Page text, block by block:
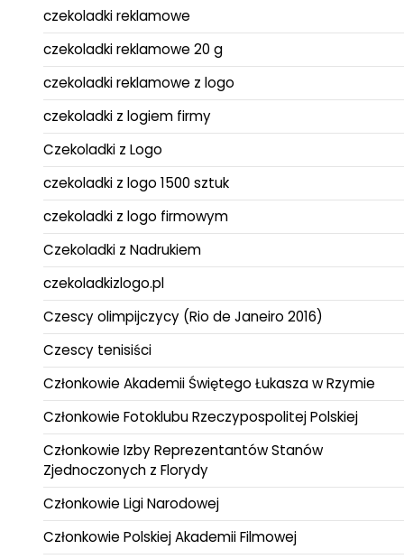
czekoladki reklamowe
czekoladki reklamowe 20 g
czekoladki reklamowe z logo
czekoladki z logiem firmy
Czekoladki z Logo
czekoladki z logo 1500 sztuk
czekoladki z logo firmowym
Czekoladki z Nadrukiem
czekoladkizlogo.pl
Czescy olimpijczycy (Rio de Janeiro 2016)
Czescy tenisiści
Członkowie Akademii Świętego Łukasza w Rzymie
Członkowie Fotoklubu Rzeczypospolitej Polskiej
Członkowie Izby Reprezentantów Stanów
Zjednoczonych z Florydy
Członkowie Ligi Narodowej
Członkowie Polskiej Akademii Filmowej